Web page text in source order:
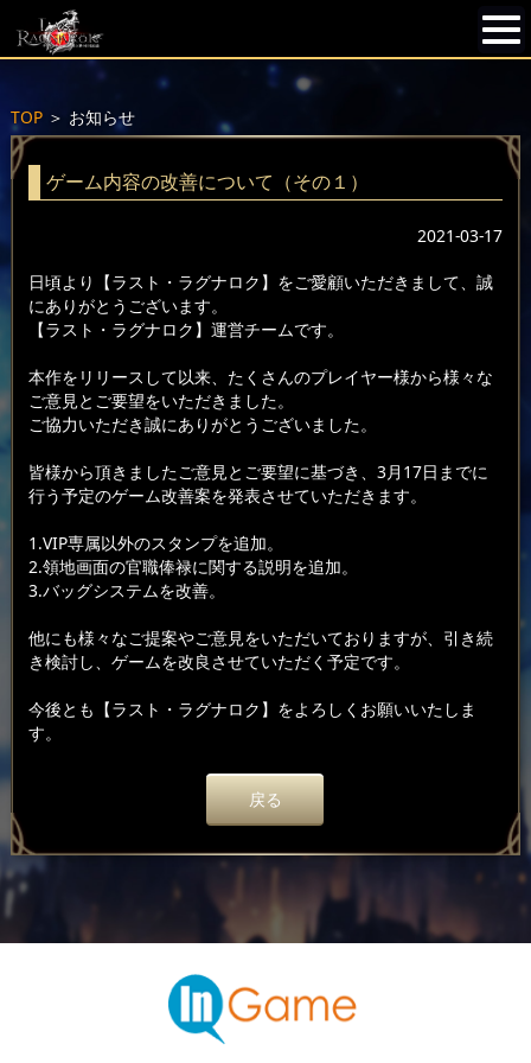
TOP＞ お知らせ
ゲーム内容の改善について（その１）
2021-03-17
日頃より【ラスト・ラグナロク】をご愛顧いただきまして、誠
にありがとうございます。
【ラスト・ラグナロク】運営チームです。
本作をリリースして以来、たくさんのプレイヤー様から様々な
ご意見とご要望をいただきました。
ご協力いただき誠にありがとうございました。
皆様から頂きましたご意見とご要望に基づき、3月17日までに
行う予定のゲーム改善案を発表させていただきます。
1.VIP専属以外のスタンプを追加。
2.領地画面の官職俸禄に関する説明を追加。
3.バッグシステムを改善。
他にも様々なご提案やご意見をいただいておりますが、引き続
き検討し、ゲームを改良させていただく予定です。
今後とも【ラスト・ラグナロク】をよろしくお願いいたしま
す。
戻る